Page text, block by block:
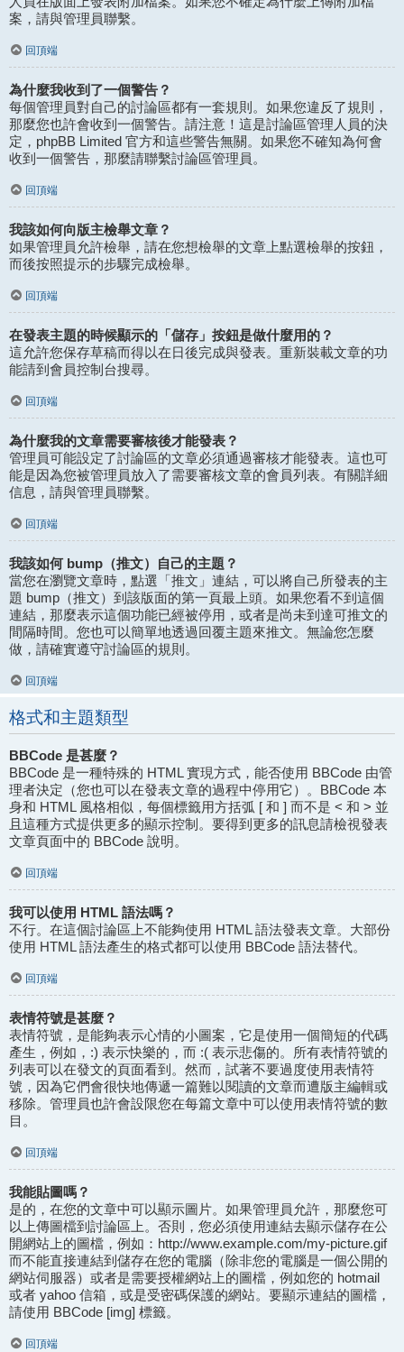
案，請與管理員聯繫。
回頂端
為什麼我收到了一個警告？
每個管理員對自己的討論區都有一套規則。如果您違反了規則，
那麼您也許會收到一個警告。請注意！這是討論區管理人員的決
定，phpBB Limited 官方和這些警告無關。如果您不確知為何會
收到一個警告，那麼請聯繫討論區管理員。
回頂端
我該如何向版主檢舉文章？
如果管理員允許檢舉，請在您想檢舉的文章上點選檢舉的按鈕，
而後按照提示的步驟完成檢舉。
回頂端
在發表主題的時候顯示的「儲存」按鈕是做什麼用的？
這允許您保存草稿而得以在日後完成與發表。重新裝載文章的功
能請到會員控制台搜尋。
回頂端
為什麼我的文章需要審核後才能發表？
管理員可能設定了討論區的文章必須通過審核才能發表。這也可
能是因為您被管理員放入了需要審核文章的會員列表。有關詳細
信息，請與管理員聯繫。
回頂端
我該如何 bump（推文）自己的主題？
當您在瀏覽文章時，點選「推文」連結，可以將自己所發表的主
題 bump（推文）到該版面的第一頁最上頭。如果您看不到這個
連結，那麼表示這個功能已經被停用，或者是尚未到達可推文的
間隔時間。您也可以簡單地透過回覆主題來推文。無論您怎麼
做，請確實遵守討論區的規則。
回頂端
格式和主題類型
BBCode 是甚麼？
BBCode 是一種特殊的 HTML 實現方式，能否使用 BBCode 由管
理者決定（您也可以在發表文章的過程中停用它）。BBCode 本
身和 HTML 風格相似，每個標籤用方括弧 [ 和 ] 而不是 < 和 > 並
且這種方式提供更多的顯示控制。要得到更多的訊息請檢視發表
文章頁面中的 BBCode 說明。
回頂端
我可以使用 HTML 語法嗎？
不行。在這個討論區上不能夠使用 HTML 語法發表文章。大部份
使用 HTML 語法產生的格式都可以使用 BBCode 語法替代。
回頂端
表情符號是甚麼？
表情符號，是能夠表示心情的小圖案，它是使用一個簡短的代碼
產生，例如，:) 表示快樂的，而 :( 表示悲傷的。所有表情符號的
列表可以在發文的頁面看到。然而，試著不要過度使用表情符
號，因為它們會很快地傳遞一篇難以閱讀的文章而遭版主編輯或
移除。管理員也許會設限您在每篇文章中可以使用表情符號的數
目。
回頂端
我能貼圖嗎？
是的，在您的文章中可以顯示圖片。如果管理員允許，那麼您可
以上傳圖檔到討論區上。否則，您必須使用連結去顯示儲存在公
開網站上的圖檔，例如：http://www.example.com/my-picture.gif
而不能直接連結到儲存在您的電腦（除非您的電腦是一個公開的
網站伺服器）或者是需要授權網站上的圖檔，例如您的 hotmail
或者 yahoo 信箱，或是受密碼保護的網站。要顯示連結的圖檔，
請使用 BBCode [img] 標籤。
回頂端